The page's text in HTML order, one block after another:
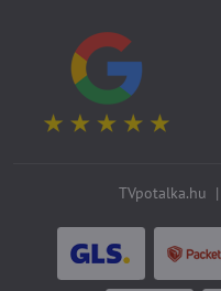
TVpotalka.hu |